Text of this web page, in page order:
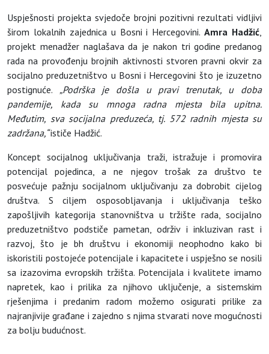
Uspješnosti projekta svjedoče brojni pozitivni rezultati vidljivi
širom lokalnih zajednica u Bosni i Hercegovini.Amra Hadžić
projekt menadžer naglašava da je nakon tri godine predanog
rada na provođenju brojnih aktivnosti stvoren pravni okvir za
socijalno preduzetništvo u Bosni i Hercegovini što je izuzetno
postignuće. „Podrška je došla u pravi trenutak, u doba
pandemije, kada su mnoga radna mjesta bila upitna.
Međutim, sva socijalna preduzeća, tj. 572 radnih mjesta su
zadržana,“ističe Hadžić.
Koncept socijalnog uključivanja traži, istražuje i promovira
potencijal pojedinca, a ne njegov trošak za društvo te
posvećuje pažnju socijalnom uključivanju za dobrobit cijelog
društva. S ciljem osposobljavanja i uključivanja teško
zapošljivih kategorija stanovništva u tržište rada, socijalno
preduzetništvo podstiče pametan, održiv i inkluzivan rast i
razvoj, što je bh društvu i ekonomiji neophodno kako bi
iskoristili postojeće potencijale i kapacitete i uspješno se nosili
sa izazovima evropskih tržišta. Potencijala i kvalitete imamo
napretek, kao i prilika za njihovo uključenje, a sistemskim
rješenjima i predanim radom možemo osigurati prilike za
najranjivije građane i zajedno s njima stvarati nove mogućnosti
za bolju budućnost.